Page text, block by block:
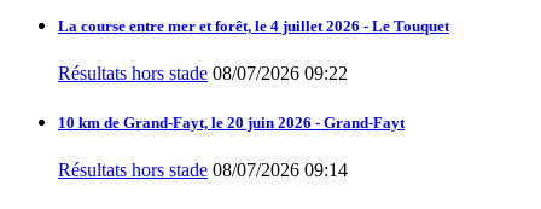
La course entre mer et forêt, le 4 juillet 2026 - Le Touquet
Résultats hors stade 08/07/2026 09:22
10 km de Grand-Fayt, le 20 juin 2026 - Grand-Fayt
Résultats hors stade 08/07/2026 09:14